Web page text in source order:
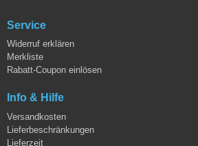
Service
Widerruf erklären
Merkliste
Rabatt-Coupon einlösen
Info & Hilfe
Versandkosten
Lieferbeschränkungen
Lieferzeit